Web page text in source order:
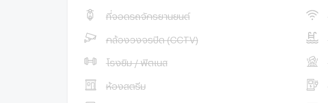
ที่จอดรถจักรยานยนต์
กล้องวงจรปิด (CCTV)
โรงยิม / ฟิตเนส
ห้องสตรีม